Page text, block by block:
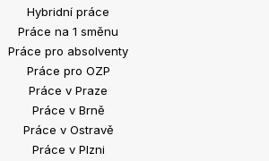
Hybridní práce
Práce na 1 směnu
Práce pro absolventy
Práce pro OZP
Práce v Praze
Práce v Brně
Práce v Ostravě
Práce v Plzni